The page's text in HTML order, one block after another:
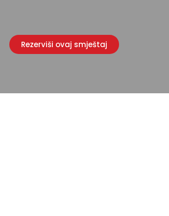
Rezerviši ovaj smještaj